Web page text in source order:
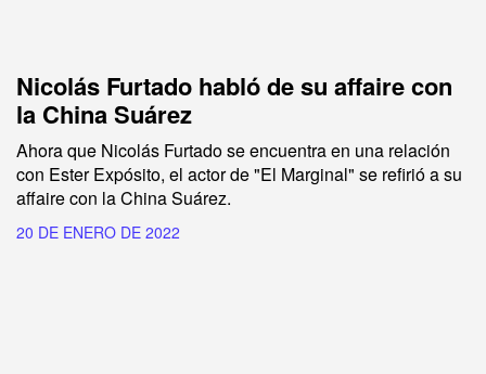
Nicolás Furtado habló de su affaire con
la China Suárez
Ahora que Nicolás Furtado se encuentra en una relación
con Ester Expósito, el actor de "El Marginal" se refirió a su
affaire con la China Suárez.
20 DE ENERO DE 2022